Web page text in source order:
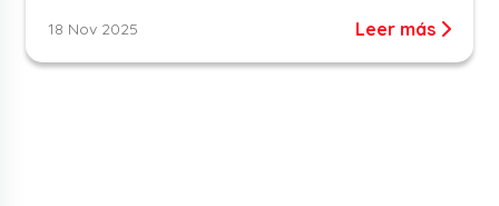
18 Nov 2025 Leer más